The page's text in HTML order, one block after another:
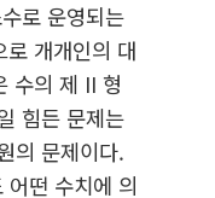
로 운영되는
개개인의 대
수의 제 II 형
힘든 문제는
의 문제이다.
어떤 수치에 의